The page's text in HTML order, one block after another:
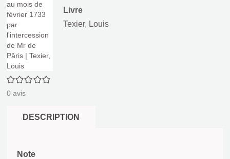
0/5
0 avis
Livre
Texier, Louis
DESCRIPTION
Note